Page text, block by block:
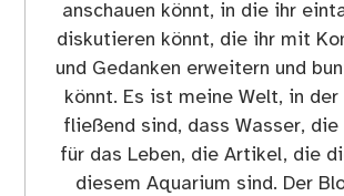
anschauen könnt, in die ihr
diskutieren könnt, die ihr mit
und Gedanken erweitern und
könnt. Es ist meine Welt, in der
fließend sind, dass Wasser, die
für das Leben, die Artikel, die
diesem Aquarium sind. Der